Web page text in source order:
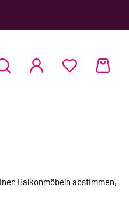
Balkonmöbeln abstimmen,